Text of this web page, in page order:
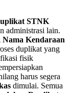
STNK
administrasi lain.
Nama Kendaraan
duplikat yang
fisik
harus segera
dimulai. Semua